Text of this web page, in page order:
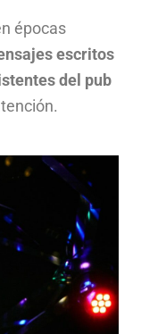
épocas
escritos
del pub